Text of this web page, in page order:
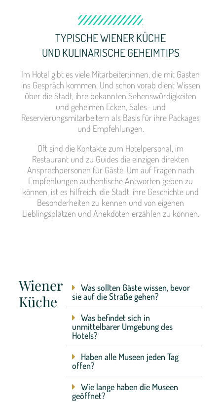
TYPISCHE WIENER KÜCHE
UND KULINARISCHE GEHEIMTIPS
Im Hotel gibt es viele Mitarbeiter:innen, die mit Gästen
ins Gespräch kommen. Und schon vorab dient Wissen
über die Stadt, ihre bekannten Sehenswürdigkeiten
und geheimen Ecken, Sales- und
Reservierungsmitarbeitern als Basis für ihre Packages
und Empfehlungen.
Oft sind die Kontakte zum Hotelpersonal, im
Restaurant und zu Guides die einzigen direkten
Ansprechpersonen für Gäste. Um auf Fragen nach
Empfehlungen authentische Antworten geben zu
können, ist es hilfreich, die Stadt, ihre Geschichte und
Besonderheiten zu kennen und von eigenen
Lieblingsplätzen und Anekdoten erzählen zu können.
Wiener
Küche
Was sollten Gäste wissen, bevor
sie auf die Straße gehen?
Was befindet sich in
unmittelbarer Umgebung des
Hotels?
Haben alle Museen jeden Tag
offen?
Wie lange haben die Museen
geöffnet?